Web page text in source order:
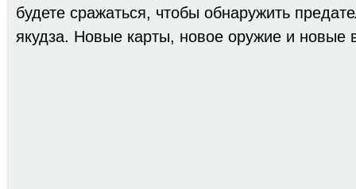
будете сражаться, чтобы обнаружить
якудза. Новые карты, новое оружие и новые